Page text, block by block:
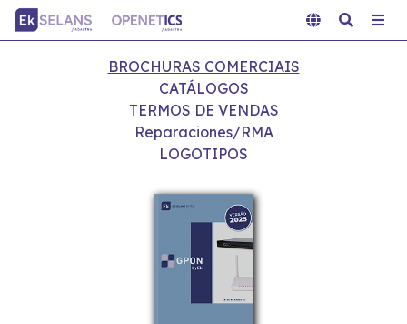
BROCHURAS COMERCIAIS
CATÁLOGOS
TERMOS DE VENDAS
Reparaciones/RMA
LOGOTIPOS